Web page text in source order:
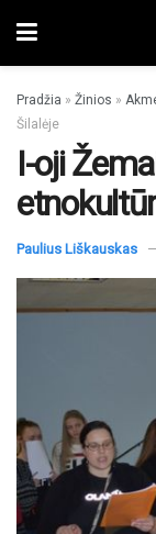
Pradžia » Žinios »
Šilalėje
I-oji
Paulius Liškauskas